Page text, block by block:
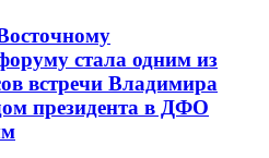
стала одним из
встречи Владимира
президента в ДФО